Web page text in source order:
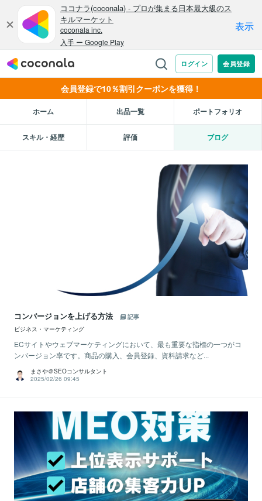
会員登録で10％割引クーポンを獲得！
ホーム 出品一覧 ポートフォリオ
スキル・経歴 評価 ブログ
コンバージョンを上げる方法
記事
ビジネス・マーケティング
ECサイトやウェブマーケティングにおいて、最も重要な指標の一つがコ
ンバージョン率です。商品の購入、会員登録、資料請求など...
まさや＠SEOコンサルタント
2025/02/26 09:45